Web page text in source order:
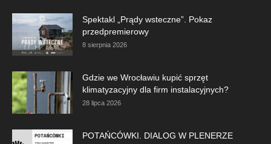
Spektakl „Prądy wsteczne”. Pokaz
przedpremierowy
8 sierpnia 2026
Gdzie we Wrocławiu kupić sprzęt
klimatyzacyjny dla firm instalacyjnych?
28 lipca 2026
POTAŃCÓWKI. DIALOG W PLENERZE